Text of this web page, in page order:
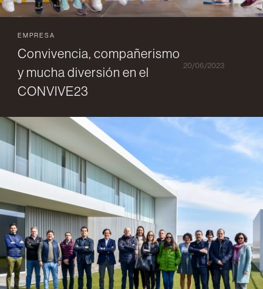
EMPRESA
Convivencia, compañerismo
y mucha diversión en el
CONVIVE23
20/06/2023